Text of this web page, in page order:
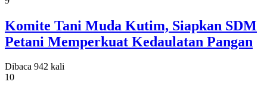
Komite Tani Muda Kutim, Siapkan SDM
Petani Memperkuat Kedaulatan Pangan
Dibaca 942 kali
10